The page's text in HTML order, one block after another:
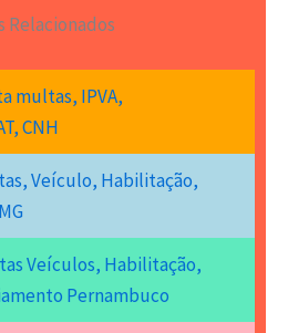
Relacionados
multas, IPVA,
CNH
Veículo, Habilitação,
Veículos, Habilitação,
Pernambuco